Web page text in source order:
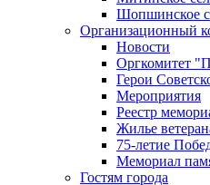
Шопшинское
Организационный
Новости
Оргкомитет
Герои
Мероприятия
Реестр
Жилье
75-летие
Мемориал
Гостям города